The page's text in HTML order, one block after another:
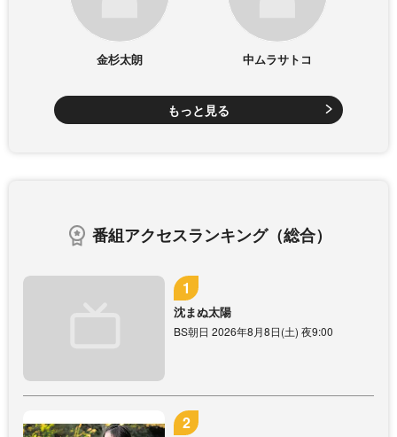
金杉太朗 中ムラサトコ
もっと見る
番組アクセスランキング（総合）
沈まぬ太陽
BS朝日 2026年8月8日(土) 夜9:00